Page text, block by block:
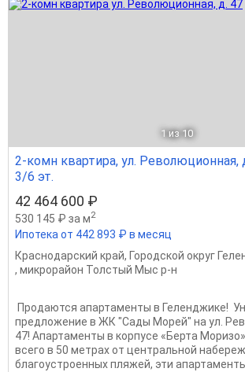
1 из 10
2-комн квартира, ул. Революционная,
3/6 эт.
42 464 600 ₽
530 145 ₽ за м2
Ипотека от 442 893 ₽ в месяц
Краснодарский край, Городской округ
, микрорайон Толстый Мыс р-н
Продаются апартаменты в Геленджике!
предложение в ЖК "Сады Морей" на ул.
47! Апартаменты в корпусе «Берта
всего в 50 метрах от центральной
благоустроенных пляжей, эти